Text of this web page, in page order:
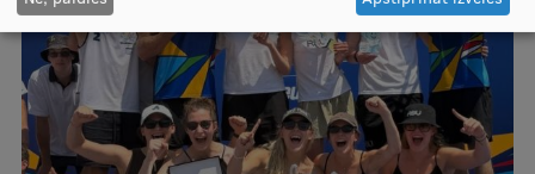
Pētniecības datu pārvaldība
RSU zinātnes portāls
Zinātnes ietekme
Pētniecības platformas